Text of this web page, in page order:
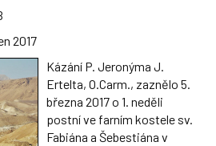
2017
Kázání P. Jeronýma J.
Ertelta, O.Carm., zaznělo 5.
března 2017 o 1. neděli
postní ve farním kostele sv.
Fabiána a Šebestiána v